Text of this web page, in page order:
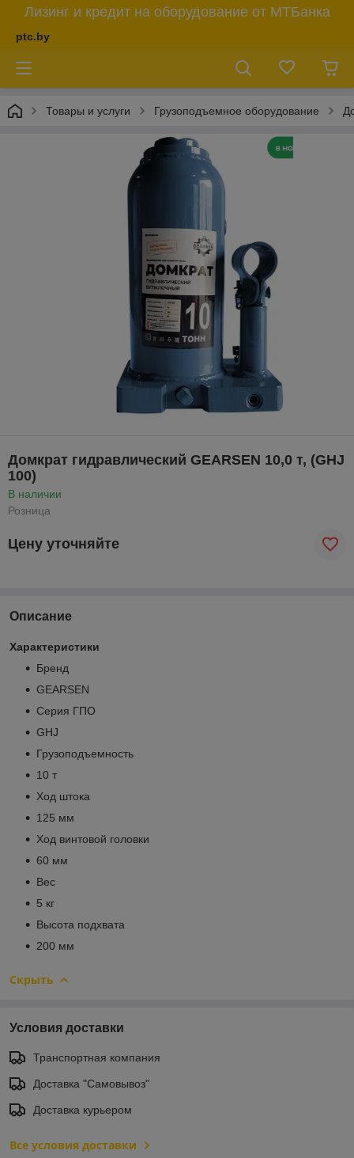
Лизинг и кредит на оборудование от МТБанка
ptc.by
Товары и услуги Грузоподъемное оборудование
Домкрат гидравлический GEARSEN 10,0 т, (GHJ
100)
В наличии
Розница
Цену уточняйте
Описание
Характеристики
Бренд
GEARSEN
Серия ГПО
GHJ
Грузоподъемность
10 т
Ход штока
125 мм
Ход винтовой головки
60 мм
Вес
5 кг
Высота подхвата
200 мм
Скрыть
Условия доставки
Транспортная компания
Доставка "Самовывоз"
Доставка курьером
Все условия доставки